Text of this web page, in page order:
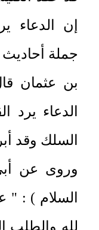
إن الدعاء
جملة
بن عثمان
الدعاء يرد
السلك وقد
وروى عن
السلام ) : "
لله والطلب